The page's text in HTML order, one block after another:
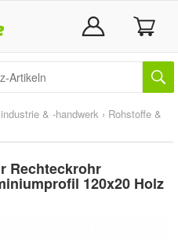
& -handwerk › Rohstoffe &
Rechteckrohr
120x20 Holz